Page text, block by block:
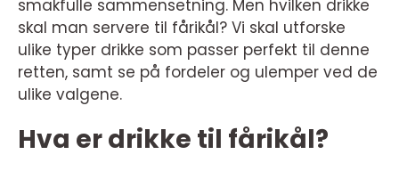
smakfulle sammensetning. Men hvilken drikke
skal man servere til fårikål? Vi skal utforske
ulike typer drikke som passer perfekt til denne
retten, samt se på fordeler og ulemper ved de
ulike valgene.
Hva er drikke til fårikål?